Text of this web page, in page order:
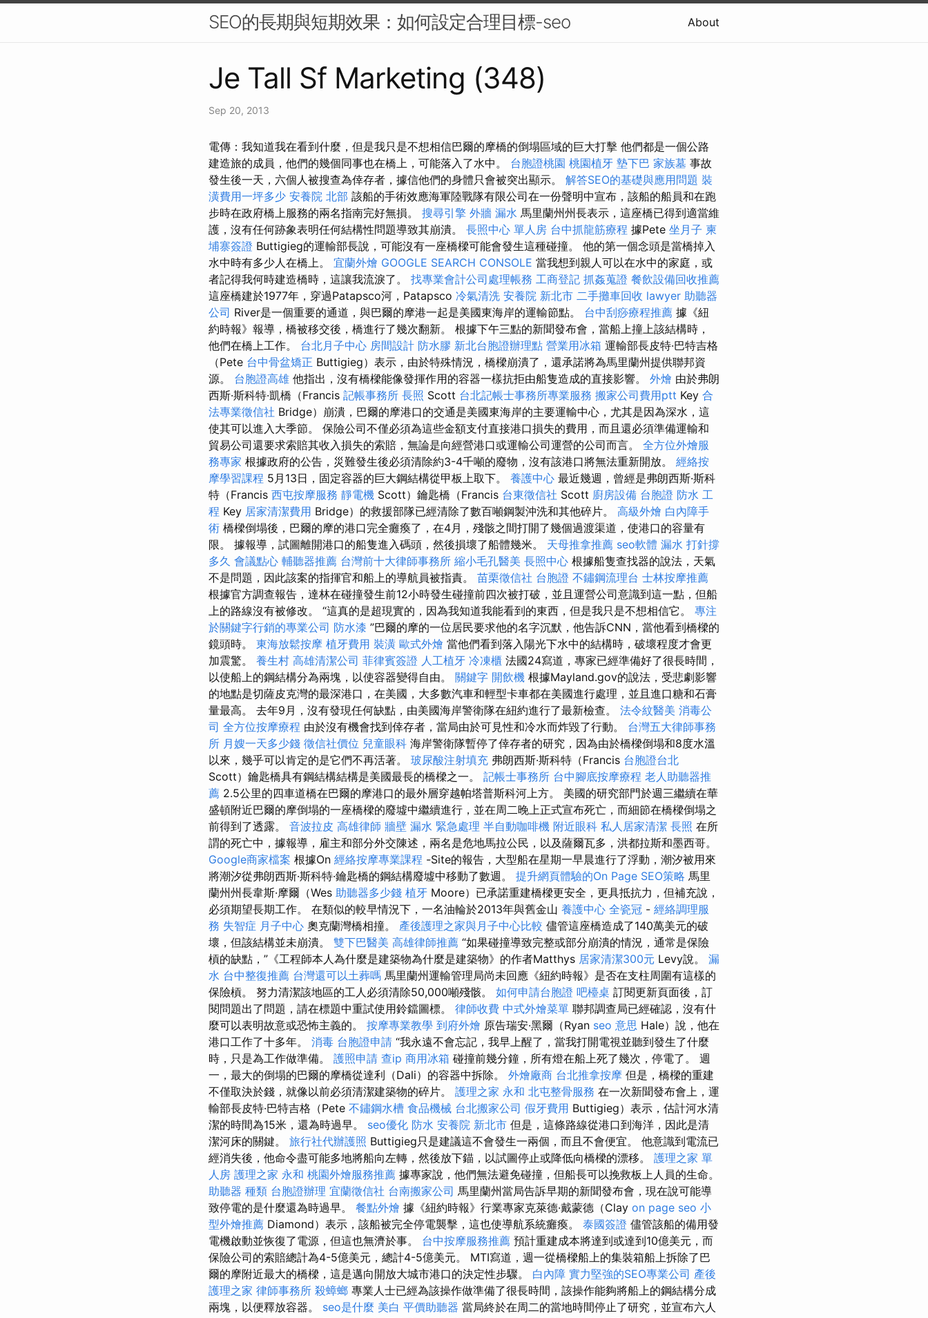
SEO的長期與短期效果：如何設定合理目標-seo About
Je Tall Sf Marketing (348)
Sep 20, 2013
電傳：我知道我在看到什麼，但是我只是不想相信巴爾的摩橋的倒塌區域的巨大打擊 他們都是一個公路
建造旅的成員，他們的幾個同事也在橋上，可能落入了水中。 台胞證桃園 桃園植牙 墊下巴 家族墓 事故
發生後一天，六個人被搜查為倖存者，據信他們的身體只會被突出顯示。 解答SEO的基礎與應用問題 裝
潢費用一坪多少 安養院 北部 該船的手術效應海軍陸戰隊有限公司在一份聲明中宣布，該船的船員和在跑
步時在政府橋上服務的兩名指南完好無損。 搜尋引擎 外牆 漏水 馬里蘭州州長表示，這座橋已得到適當維
護，沒有任何跡象表明任何結構性問題導致其崩潰。 長照中心 單人房 台中抓龍筋療程 據Pete 坐月子 柬
埔寨簽證 Buttigieg的運輸部長說，可能沒有一座橋樑可能會發生這種碰撞。 他的第一個念頭是當橋掉入
水中時有多少人在橋上。 宜蘭外燴 GOOGLE SEARCH CONSOLE 當我想到親人可以在水中的家庭，或
者記得我何時建造橋時，這讓我流淚了。 找專業會計公司處理帳務 工商登記 抓姦蒐證 餐飲設備回收推薦
這座橋建於1977年，穿過Patapsco河，Patapsco 冷氣清洗 安養院 新北市 二手攤車回收 lawyer 助聽器
公司 River是一個重要的通道，與巴爾的摩港一起是美國東海岸的運輸節點。 台中刮痧療程推薦 據《紐
約時報》報導，橋被移交後，橋進行了幾次翻新。 根據下午三點的新聞發布會，當船上撞上該結構時，
他們在橋上工作。 台北月子中心 房間設計 防水膠 新北台胞證辦理點 營業用冰箱 運輸部長皮特·巴特吉格
（Pete 台中骨盆矯正 Buttigieg）表示，由於特殊情況，橋樑崩潰了，還承諾將為馬里蘭州提供聯邦資
源。 台胞證高雄 他指出，沒有橋樑能像發揮作用的容器一樣抗拒由船隻造成的直接影響。 外燴 由於弗朗
西斯·斯科特·凱橋（Francis 記帳事務所 長照 Scott 台北記帳士事務所專業服務 搬家公司費用ptt Key 合
法專業徵信社 Bridge）崩潰，巴爾的摩港口的交通是美國東海岸的主要運輸中心，尤其是因為深水，這
使其可以進入大季節。 保險公司不僅必須為這些金額支付直接港口損失的費用，而且還必須準備運輸和
貿易公司還要求索賠其收入損失的索賠，無論是向經營港口或運輸公司運營的公司而言。 全方位外燴服
務專家 根據政府的公告，災難發生後必須清除約3-4千噸的廢物，沒有該港口將無法重新開放。 經絡按
摩學習課程 5月13日，固定容器的巨大鋼結構從甲板上取下。 養護中心 最近幾週，曾經是弗朗西斯·斯科
特（Francis 西屯按摩服務 靜電機 Scott）鑰匙橋（Francis 台東徵信社 Scott 廚房設備 台胞證 防水 工
程 Key 居家清潔費用 Bridge）的救援部隊已經清除了數百噸鋼製沖洗和其他碎片。 高級外燴 白內障手
術 橋樑倒塌後，巴爾的摩的港口完全癱瘓了，在4月，殘骸之間打開了幾個過渡渠道，使港口的容量有
限。 據報導，試圖離開港口的船隻進入碼頭，然後損壞了船體幾米。 天母推拿推薦 seo軟體 漏水 打針撐
多久 會議點心 輔聽器推薦 台灣前十大律師事務所 縮小毛孔醫美 長照中心 根據船隻查找器的說法，天氣
不是問題，因此該案的指揮官和船上的導航員被指責。 苗栗徵信社 台胞證 不鏽鋼流理台 士林按摩推薦
根據官方調查報告，達林在碰撞發生前12小時發生碰撞前四次被打破，並且運營公司意識到這一點，但船
上的路線沒有被修改。 “這真的是超現實的，因為我知道我能看到的東西，但是我只是不想相信它。 專注
於關鍵字行銷的專業公司 防水漆 ”巴爾的摩的一位居民要求他的名字沉默，他告訴CNN，當他看到橋樑的
鏡頭時。 東海放鬆按摩 植牙費用 裝潢 歐式外燴 當他們看到落入陽光下水中的結構時，破壞程度才會更
加震驚。 養生村 高雄清潔公司 菲律賓簽證 人工植牙 冷凍櫃 法國24寫道，專家已經準備好了很長時間，
以使船上的鋼結構分為兩塊，以使容器變得自由。 關鍵字 開飲機 根據Mayland.gov的說法，受悲劇影響
的地點是切薩皮克灣的最深港口，在美國，大多數汽車和輕型卡車都在美國進行處理，並且進口糖和石膏
量最高。 去年9月，沒有發現任何缺點，由美國海岸警衛隊在紐約進行了最新檢查。 法令紋醫美 消毒公
司 全方位按摩療程 由於沒有機會找到倖存者，當局由於可見性和冷水而炸毀了行動。 台灣五大律師事務
所 月嫂一天多少錢 徵信社價位 兒童眼科 海岸警衛隊暫停了倖存者的研究，因為由於橋樑倒塌和8度水溫
以來，幾乎可以肯定的是它們不再活著。 玻尿酸注射填充 弗朗西斯·斯科特（Francis 台胞證台北
Scott）鑰匙橋具有鋼結構結構是美國最長的橋樑之一。 記帳士事務所 台中腳底按摩療程 老人助聽器推
薦 2.5公里的四車道橋在巴爾的摩港口的最外層穿越帕塔普斯科河上方。 美國的研究部門於週三繼續在華
盛頓附近巴爾的摩倒塌的一座橋樑的廢墟中繼續進行，並在周二晚上正式宣布死亡，而細節在橋樑倒塌之
前得到了透露。 音波拉皮 高雄律師 牆壁 漏水 緊急處理 半自動咖啡機 附近眼科 私人居家清潔 長照 在所
謂的死亡中，據報導，雇主和部分外交陳述，兩名是危地馬拉公民，以及薩爾瓦多，洪都拉斯和墨西哥。
Google商家檔案 根據On 經絡按摩專業課程 -Site的報告，大型船在星期一早晨進行了浮動，潮汐被用來
將潮汐從弗朗西斯·斯科特·鑰匙橋的鋼結構廢墟中移動了數週。 提升網頁體驗的On Page SEO策略 馬里
蘭州州長韋斯·摩爾（Wes 助聽器多少錢 植牙 Moore）已承諾重建橋樑更安全，更具抵抗力，但補充說，
必須期望長期工作。 在類似的較早情況下，一名油輪於2013年與舊金山 養護中心 全瓷冠 - 經絡調理服
務 失智症 月子中心 奧克蘭灣橋相撞。 產後護理之家與月子中心比較 儘管這座橋造成了140萬美元的破
壞，但該結構並未崩潰。 雙下巴醫美 高雄律師推薦 “如果碰撞導致完整或部分崩潰的情況，通常是保險
槓的缺點，”《工程師本人為什麼是建築物為什麼是建築物》的作者Matthys 居家清潔300元 Levy說。 漏
水 台中整復推薦 台灣還可以土葬嗎 馬里蘭州運輸管理局尚未回應《紐約時報》是否在支柱周圍有這樣的
保險槓。 努力清潔該地區的工人必須清除50,000噸殘骸。 如何申請台胞證 吧檯桌 訂閱更新頁面後，訂
閱問題出了問題，請在標題中重試使用鈴鐺圖標。 律師收費 中式外燴菜單 聯邦調查局已經確認，沒有什
麼可以表明故意或恐怖主義的。 按摩專業教學 到府外燴 原告瑞安·黑爾（Ryan seo 意思 Hale）說，他在
港口工作了十多年。 消毒 台胞證申請 “我永遠不會忘記，我早上醒了，當我打開電視並聽到發生了什麼
時，只是為工作做準備。 護照申請 查ip 商用冰箱 碰撞前幾分鐘，所有燈在船上死了幾次，停電了。 週
一，最大的倒塌的巴爾的摩橋從達利（Dali）的容器中拆除。 外燴廠商 台北推拿按摩 但是，橋樑的重建
不僅取決於錢，就像以前必須清潔建築物的碎片。 護理之家 永和 北屯整骨服務 在一次新聞發布會上，運
輸部長皮特·巴特吉格（Pete 不鏽鋼水槽 食品機械 台北搬家公司 假牙費用 Buttigieg）表示，估計河水清
潔的時間為15米，還為時過早。 seo優化 防水 安養院 新北市 但是，這條路線從港口到海洋，因此是清
潔河床的關鍵。 旅行社代辦護照 Buttigieg只是建議這不會發生一兩個，而且不會便宜。 他意識到電流已
經消失後，他命令盡可能多地將船向左轉，然後放下錨，以試圖停止或降低向橋樑的漂移。 護理之家 單
人房 護理之家 永和 桃園外燴服務推薦 據專家說，他們無法避免碰撞，但船長可以挽救板上人員的生命。
助聽器 種類 台胞證辦理 宜蘭徵信社 台南搬家公司 馬里蘭州當局告訴早期的新聞發布會，現在說可能導
致停電的是什麼還為時過早。 餐點外燴 據《紐約時報》行業專家克萊德·戴蒙德（Clay on page seo 小
型外燴推薦 Diamond）表示，該船被完全停電襲擊，這也使導航系統癱瘓。 泰國簽證 儘管該船的備用發
電機啟動並恢復了電源，但這也無濟於事。 台中按摩服務推薦 預計重建成本將達到或達到10億美元，而
保險公司的索賠總計為4-5億美元，總計4-5億美元。 MTI寫道，週一從橋樑船上的集裝箱船上拆除了巴
爾的摩附近最大的橋樑，這是邁向開放大城市港口的決定性步驟。 白內障 實力堅強的SEO專業公司 產後
護理之家 律師事務所 殺蟑螂 專業人士已經為該操作做準備了很長時間，該操作能夠將船上的鋼結構分成
兩塊，以便釋放容器。 seo是什麼 美白 平價助聽器 當局終於在周二的當地時間停止了研究，並宣布六人